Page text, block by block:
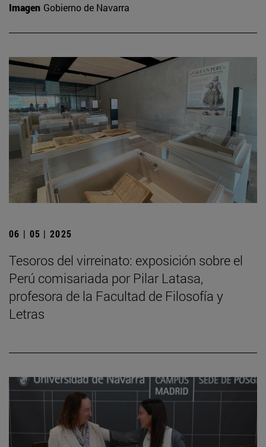
Imagen Gobierno de Navarra
06 | 05 | 2025
Tesoros del virreinato: exposición sobre el
Perú comisariada por Pilar Latasa,
profesora de la Facultad de Filosofía y
Letras